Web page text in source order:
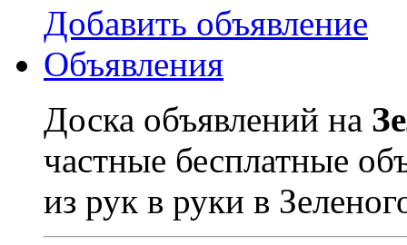
Добавить объявление
Объявления
Доска объявлений на
частные бесплатные
из рук в руки в